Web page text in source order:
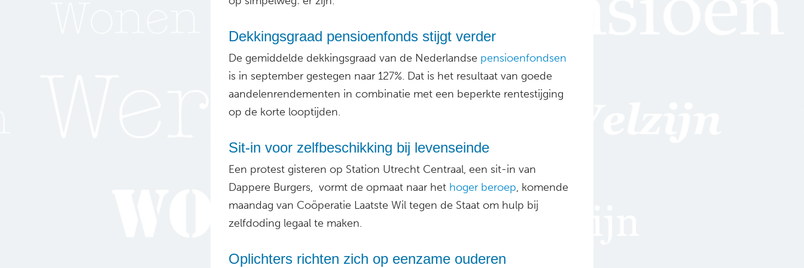
Dekkingsgraad pensioenfonds stijgt verder
De gemiddelde dekkingsgraad van de Nederlandse pensioenfondsen
is in september gestegen naar 127%. Dat is het resultaat van goede
aandelenrendementen in combinatie met een beperkte rentestijging
op de korte looptijden.
Sit-in voor zelfbeschikking bij levenseinde
Een protest gisteren op Station Utrecht Centraal, een sit-in van
Dappere Burgers, vormt de opmaat naar het hoger beroep, komende
maandag van Coöperatie Laatste Wil tegen de Staat om hulp bij
zelfdoding legaal te maken.
Oplichters richten zich op eenzame ouderen